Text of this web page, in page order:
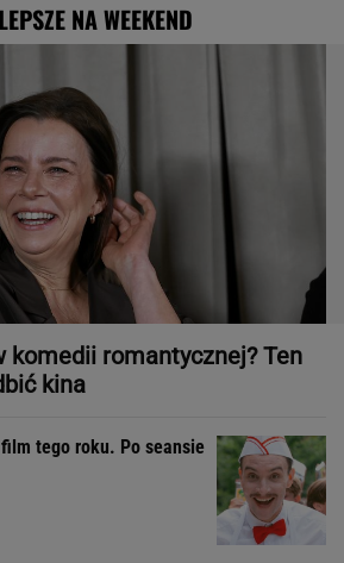
NA WEEKEND
komedii romantycznej? Ten
kina
tego roku. Po seansie